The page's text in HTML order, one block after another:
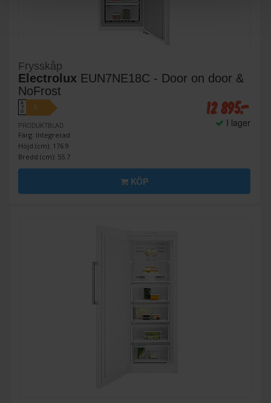
Frysskåp
Electrolux EUN7NE18C - Door on door &
NoFrost
A
↑
G
E
PRODUKTBLAD
Färg: Integrerad
Höjd (cm): 176.9
Bredd (cm): 55.7
12 895:-
I lager
KÖP